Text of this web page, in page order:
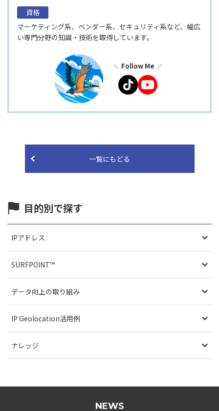
資格
マーケティング系、ベンダー系、セキュリティ系など、幅広
い専門分野の知識・技術を取得しています。
Follow Me
一覧にもどる
目的別で探す
IPアドレス
SURFPOINT™
データ向上の取り組み
IP Geolocation活用例
ナレッジ
NEWS